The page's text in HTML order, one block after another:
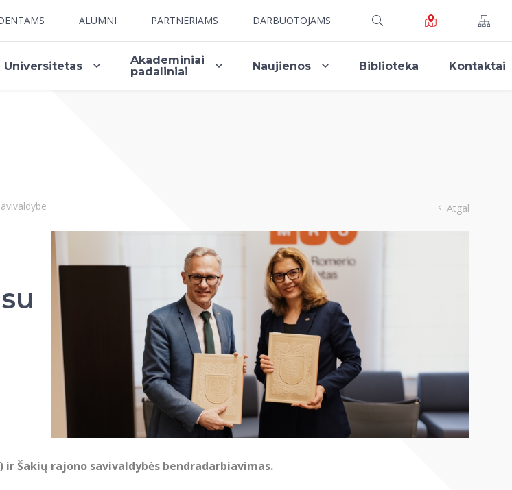
ALUMNI PARTNERIAMS DARBUOTOJAMS
Universitetas
Akademiniai
padaliniai
Naujienos Biblioteka Kontaktai
Atgal
Šakių rajono savivaldybės bendradarbiavimas.